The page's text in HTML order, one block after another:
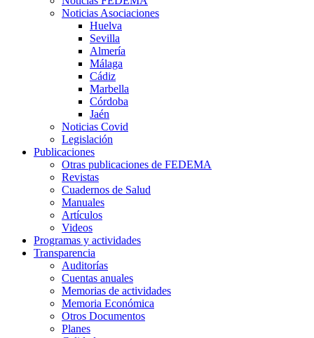
Noticias Asociaciones
Huelva
Sevilla
Almería
Málaga
Cádiz
Marbella
Córdoba
Jaén
Noticias Covid
Legislación
Publicaciones
Otras publicaciones de FEDEMA
Revistas
Cuadernos de Salud
Manuales
Artículos
Videos
Programas y actividades
Transparencia
Auditorías
Cuentas anuales
Memorias de actividades
Memoria Económica
Otros Documentos
Planes